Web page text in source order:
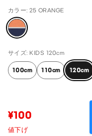
カラー: 25 ORANGE
サイズ: KIDS 120cm
100cm 110cm 120cm
¥100
値下げ